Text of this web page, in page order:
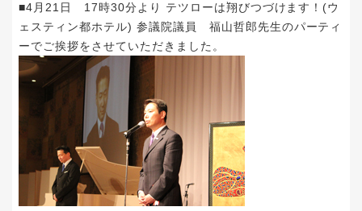
■4月21日 17時30分より テツローは翔びつづけます！(ウ
ェスティン都ホテル) 参議院議員 福山哲郎先生のパーティ
ーでご挨拶をさせていただきました。